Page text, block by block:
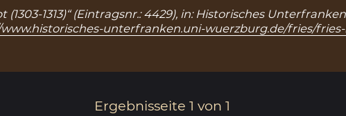
1313)“ (Eintragsnr.: 4429), in: Historisches
unterfranken.uni-wuerzburg.de/fries/
Ergebnisseite 1 von 1